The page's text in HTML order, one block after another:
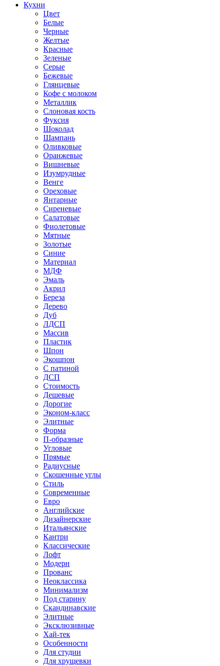
Кухни
Цвет
Белые
Черные
Желтые
Красные
Зеленые
Серые
Бежевые
Глянцевые
Кофе с молоком
Металлик
Слоновая кость
Фуксия
Шоколад
Шампань
Оливковые
Оранжевые
Вишневые
Изумрудные
Венге
Ореховые
Янтарные
Сиреневые
Салатовые
Фиолетовые
Мятные
Золотые
Синие
Материал
МДФ
Эмаль
Акрил
Береза
Дерево
Дуб
ЛДСП
Массив
Пластик
Шпон
Экошпон
С патиной
ДСП
Стоимость
Дешевые
Дорогие
Эконом-класс
Элитные
Форма
П-образные
Угловые
Прямые
Радиусные
Скошенные углы
Стиль
Современные
Евро
Английские
Дизайнерские
Итальянские
Кантри
Классические
Лофт
Модерн
Прованс
Неоклассика
Минимализм
Под старину
Скандинавские
Элитные
Эксклюзивные
Хай-тек
Особенности
Для студии
Для хрущевки